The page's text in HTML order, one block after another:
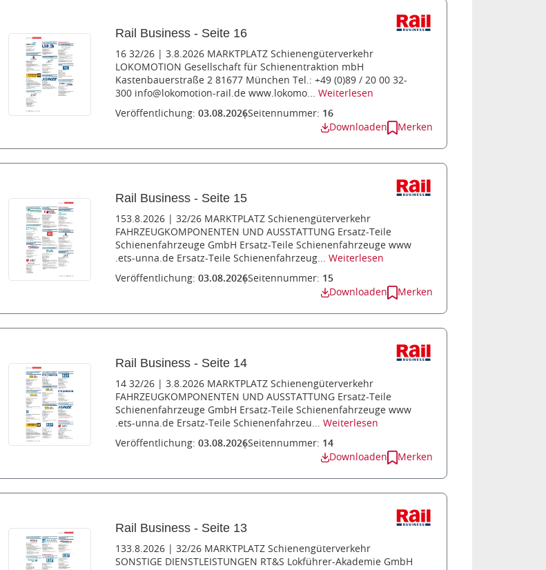
Rail Business - Seite 16
16 32/26 | 3.8.2026 MARKTPLATZ Schienengüterverkehr
LOKOMOTION Gesellschaft für Schienentraktion mbH
Kastenbauerstraße 2 81677 München Tel.: +49 (0)89 / 20 00 32-
300 info@lokomotion-rail.de www.lokomo... Weiterlesen
Veröffentlichung: 03.08.2026Seitennummer: 16
Downloaden
Merken
Rail Business - Seite 15
153.8.2026 | 32/26 MARKTPLATZ Schienengüterverkehr
FAHRZEUGKOMPONENTEN UND AUSSTATTUNG Ersatz-Teile
Schienenfahrzeuge GmbH Ersatz-Teile Schienenfahrzeuge www
.ets-unna.de Ersatz-Teile Schienenfahrzeug... Weiterlesen
Veröffentlichung: 03.08.2026Seitennummer: 15
Downloaden
Merken
Rail Business - Seite 14
14 32/26 | 3.8.2026 MARKTPLATZ Schienengüterverkehr
FAHRZEUGKOMPONENTEN UND AUSSTATTUNG Ersatz-Teile
Schienenfahrzeuge GmbH Ersatz-Teile Schienenfahrzeuge www
.ets-unna.de Ersatz-Teile Schienenfahrzeu... Weiterlesen
Veröffentlichung: 03.08.2026Seitennummer: 14
Downloaden
Merken
Rail Business - Seite 13
133.8.2026 | 32/26 MARKTPLATZ Schienengüterverkehr
SONSTIGE DIENSTLEISTUNGEN RT&S Lokführer-Akademie GmbH